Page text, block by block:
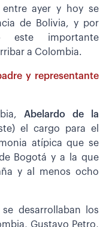
ayer y hoy se
de Bolivia, y por
este importante
a Colombia.
y representante
Abelardo de la
el cargo para el
atípica que se
Bogotá y a la que
y al menos ocho
desarrollaban los
Gustavo Petro,